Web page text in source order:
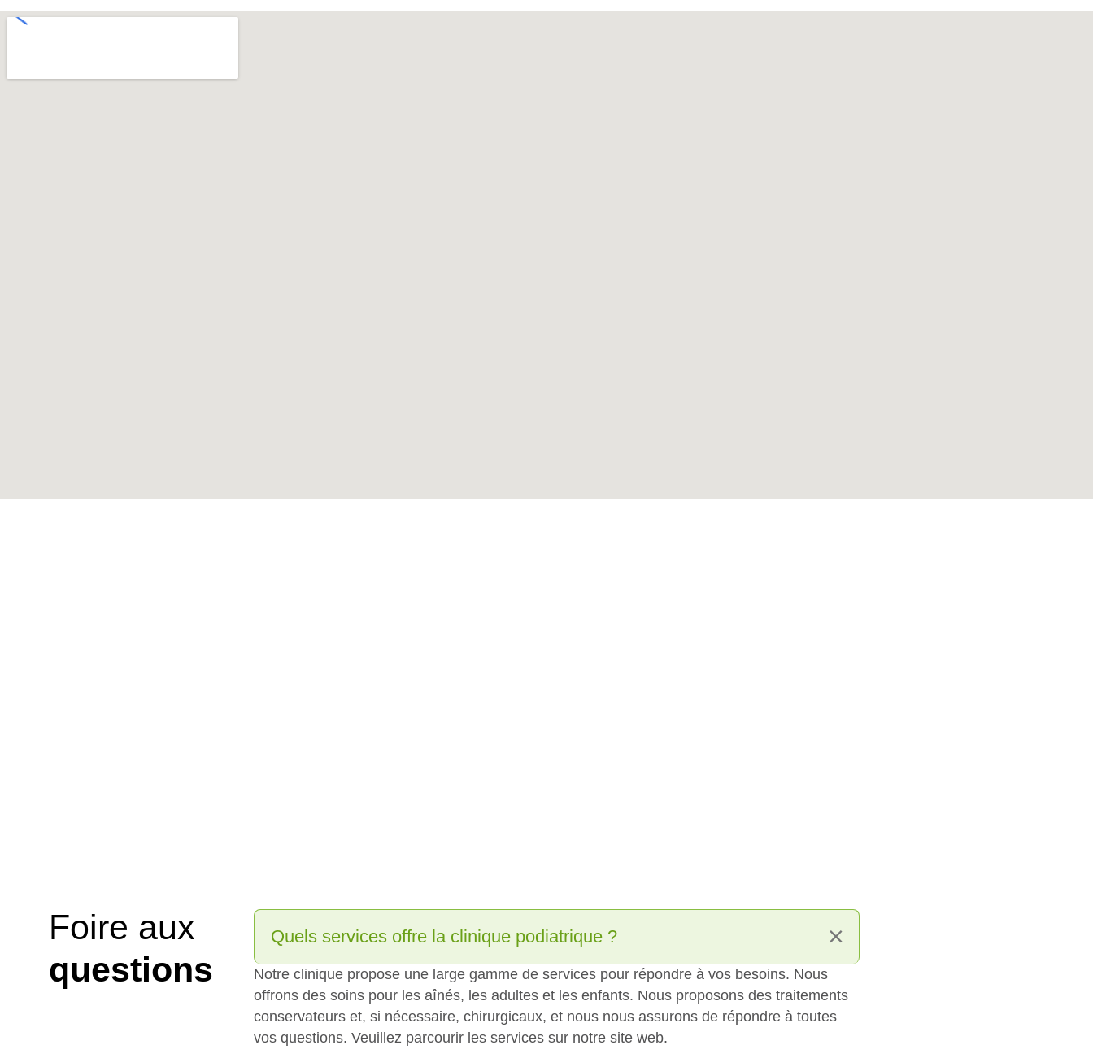
Foire aux
questions
Quels services offre la clinique podiatrique ?
Notre clinique propose une large gamme de services pour répondre à vos besoins. Nous
offrons des soins pour les aînés, les adultes et les enfants. Nous proposons des traitements
conservateurs et, si nécessaire, chirurgicaux, et nous nous assurons de répondre à toutes
vos questions. Veuillez parcourir les services sur notre site web.